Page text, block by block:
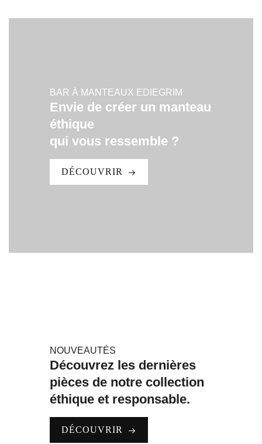
BAR À MANTEAUX EDIEGRIM
Envie de créer un manteau
éthique
qui vous ressemble ?
DÉCOUVRIR
NOUVEAUTÉS
Découvrez les dernières
pièces de notre collection
éthique et responsable.
DÉCOUVRIR